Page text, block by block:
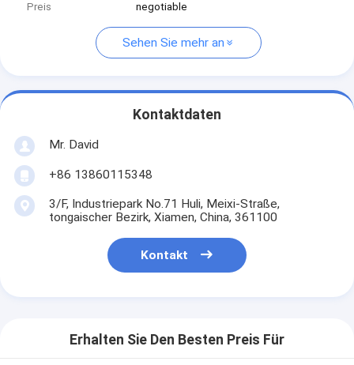
Preis
negotiable
Sehen Sie mehr an
Kontaktdaten
Mr. David
+86 13860115348
3/F, Industriepark No.71 Huli, Meixi-Straße,
tongaischer Bezirk, Xiamen, China, 361100
Kontakt
Erhalten Sie Den Besten Preis Für